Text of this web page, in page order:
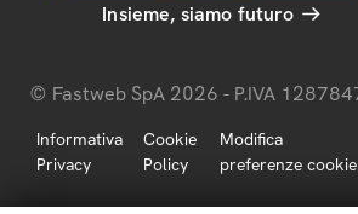
Insieme, siamo futuro
© Fastweb SpA 2026 - P.IVA
Informativa
Privacy
Cookie
Policy
Modifica
preferenze cookie